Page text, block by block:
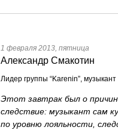
1 февраля 2013, пятница
Александр Смакотин
Лидер группы “Karenin”,
Этот завтрак был о
следствие: музыкант сам
по уровню лояльности,